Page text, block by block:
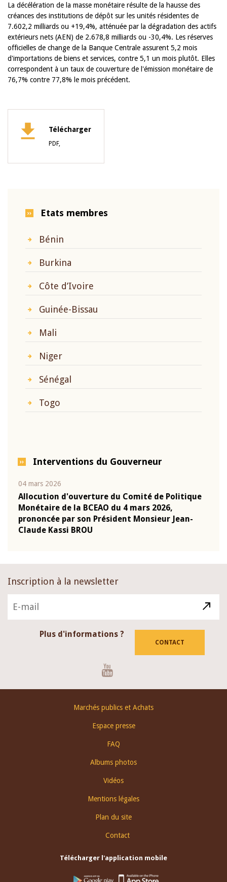
La décélération de la masse monétaire résulte de la hausse des
créances des institutions de dépôt sur les unités résidentes de
7.602,2 milliards ou +19,4%, atténuée par la dégradation des actifs
extérieurs nets (AEN) de 2.678,8 milliards ou -30,4%. Les réserves
officielles de change de la Banque Centrale assurent 5,2 mois
d'importations de biens et services, contre 5,1 un mois plutôt. Elles
correspondent à un taux de couverture de l'émission monétaire de
76,7% contre 77,8% le mois précédent.
Télécharger
PDF,
Etats membres
Bénin
Burkina
Côte d’Ivoire
Guinée-Bissau
Mali
Niger
Sénégal
Togo
Interventions du Gouverneur
04 mars 2026
Allocution d'ouverture du Comité de Politique
Monétaire de la BCEAO du 4 mars 2026,
prononcée par son Président Monsieur Jean-
Claude Kassi BROU
Inscription à la newsletter
Plus d'informations ?
CONTACT
Marchés publics et Achats
Espace presse
FAQ
Albums photos
Vidéos
Mentions légales
Plan du site
Contact
Télécharger l'application mobile